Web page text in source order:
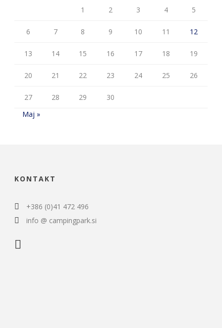
1 2 3 4 5
6 7 8 9 10 11 12
13 14 15 16 17 18 19
20 21 22 23 24 25 26
27 28 29
30
Maj »
KONTAKT
+386 (0)41 472 496
info @ campingpark.si